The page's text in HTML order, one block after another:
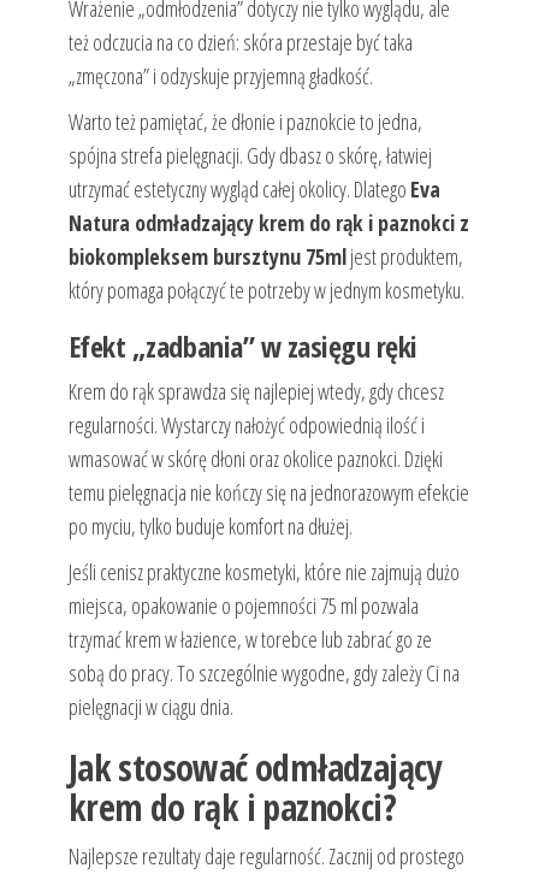
Wrażenie „odmłodzenia” dotyczy nie tylko wyglądu, ale
też odczucia na co dzień: skóra przestaje być taka
„zmęczona” i odzyskuje przyjemną gładkość.
Warto też pamiętać, że dłonie i paznokcie to jedna,
spójna strefa pielęgnacji. Gdy dbasz o skórę, łatwiej
utrzymać estetyczny wygląd całej okolicy. Dlatego Eva
Natura odmładzający krem do rąk i paznokci z
biokompleksem bursztynu 75mljest produktem,
który pomaga połączyć te potrzeby w jednym kosmetyku.
Efekt „zadbania” w zasięgu ręki
Krem do rąk sprawdza się najlepiej wtedy, gdy chcesz
regularności. Wystarczy nałożyć odpowiednią ilość i
wmasować w skórę dłoni oraz okolice paznokci. Dzięki
temu pielęgnacja nie kończy się na jednorazowym efekcie
po myciu, tylko buduje komfort na dłużej.
Jeśli cenisz praktyczne kosmetyki, które nie zajmują dużo
miejsca, opakowanie o pojemności 75 ml pozwala
trzymać krem w łazience, w torebce lub zabrać go ze
sobą do pracy. To szczególnie wygodne, gdy zależy Ci na
pielęgnacji w ciągu dnia.
Jak stosować odmładzający
krem do rąk i paznokci?
Najlepsze rezultaty daje regularność. Zacznij od prostego